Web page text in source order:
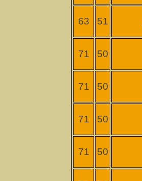
63 51
71 50
71 50
71 50
71 50